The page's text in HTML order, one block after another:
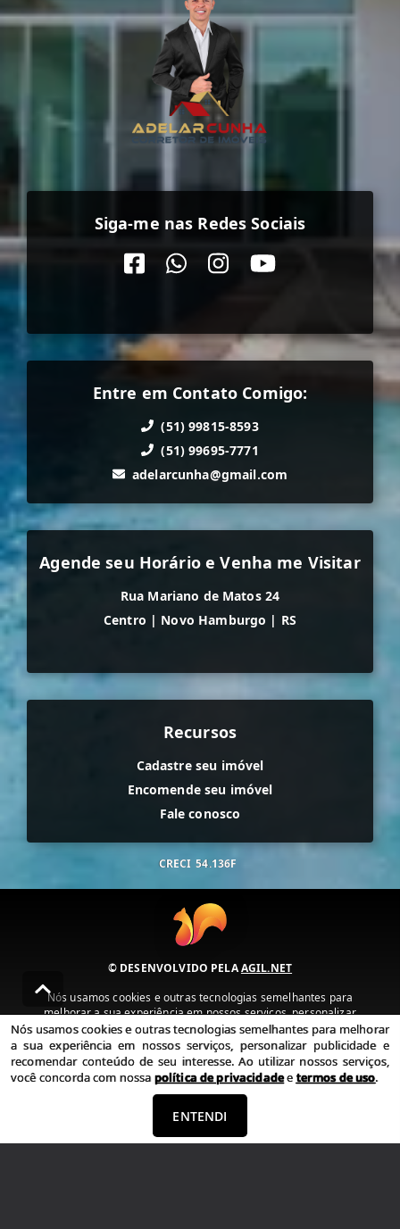
Siga-me nas Redes Sociais
Entre em Contato Comigo:
(51) 99815-8593
(51) 99695-7771
adelarcunha@gmail.com
Agende seu Horário e Venha me Visitar
Rua Mariano de Matos 24
Centro | Novo Hamburgo | RS
Recursos
Cadastre seu imóvel
Encomende seu imóvel
Fale conosco
CRECI 54.136F
© DESENVOLVIDO PELAAGIL.NET
Nós usamos cookies e outras tecnologias semelhantes para
melhorar a sua experiência em nossos serviços, personalizar
publicidade e recomendar conteúdo de seu interesse. Ao utilizar
nossos serviços, você concorda com nossa política de privacidade e
termos de uso.
Política de Privacidade Termos de uso
Nós usamos cookies e outras tecnologias semelhantes para melhorar
a sua experiência em nossos serviços, personalizar publicidade e
recomendar conteúdo de seu interesse. Ao utilizar nossos serviços,
você concorda com nossa política de privacidadeetermos de uso.
ENTENDI